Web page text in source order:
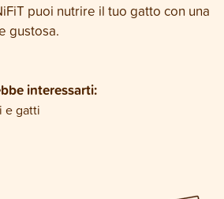
puoi nutrire il tuo gatto con una
gustosa.
interessarti:
e gatti